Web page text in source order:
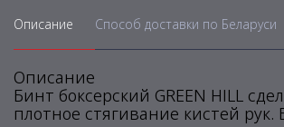
Описание Способ доставки по Беларуси
Описание
Бинт боксерский GREEN HILL
плотное стягивание кистей